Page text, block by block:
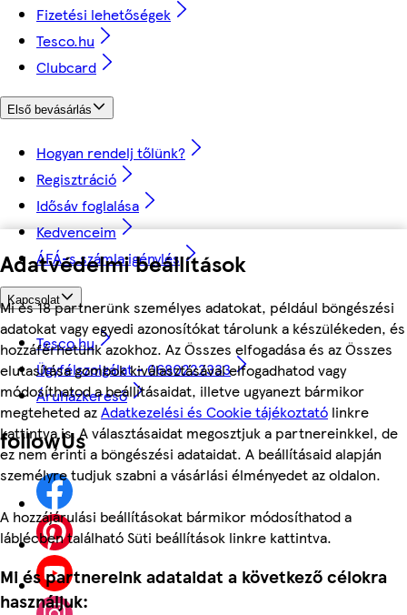
Adatvédelmi beállítások
Mi és 18 partnerünk személyes adatokat, például böngészési
adatokat vagy egyedi azonosítókat tárolunk a készülékeden, és
hozzáférhetünk azokhoz. Az Összes elfogadása és az Összes
elutasítása gombok kiválasztásával elfogadhatod vagy
módosíthatod a beállításaidat, illetve ugyanezt bármikor
megteheted azAdatkezelési és Cookie tájékoztató linkre
kattintva is. A választásaidat megosztjuk a partnereinkkel, de
ez nem érinti a böngészési adataidat. A beállításaid alapján
személyre tudjuk szabni a vásárlási élményedet az oldalon.
A hozzájárulási beállításokat bármikor módosíthatod a
láblécben található Süti beállítások linkre kattintva.
Mi és partnereink adataidat a következő célokra
használjuk:
Fizetési lehetőségek
Tesco.hu
Clubcard
Első bevásárlás
Hogyan rendelj tőlünk?
Regisztráció
Idősáv foglalása
Kedvenceim
ÁFÁ-s számla igénylés
Kapcsolat
Tesco.hu
Ügyfélszolgálat - 0680222333
Áruházkereső
followUs